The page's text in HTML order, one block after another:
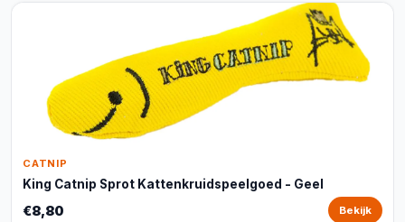
CATNIP
King Catnip Sprot Kattenkruidspeelgoed - Geel
€8,80 Bekijk